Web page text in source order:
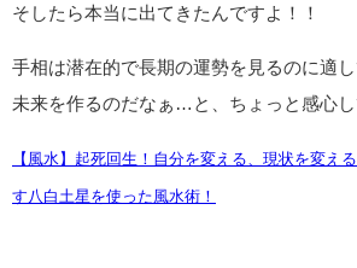
そしたら本当に出てきたんですよ！！
手相は潜在的で長期の運勢を見るのに適
未来を作るのだなぁ…と、ちょっと感心し
【風水】起死回生！自分を変える、現状を変え
す八白土星を使った風水術！